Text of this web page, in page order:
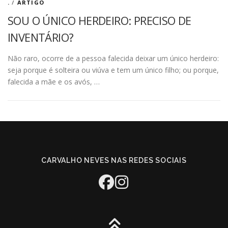
. / ARTIGO
SOU O ÚNICO HERDEIRO: PRECISO DE
INVENTÁRIO?
Não raro, ocorre de a pessoa falecida deixar um único herdeiro:
seja porque é solteira ou viúva e tem um único filho; ou porque,
falecida a mãe e os avós, …
CARVALHO NEVES NAS REDES SOCIAIS